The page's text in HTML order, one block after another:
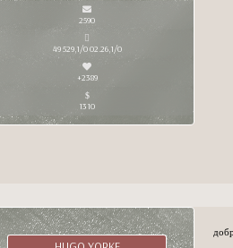
2590
49 529,1/0 02.26,1/0
+2389
1310